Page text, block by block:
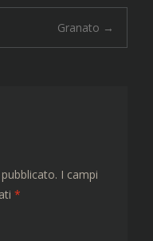
Granato →
I campi
*